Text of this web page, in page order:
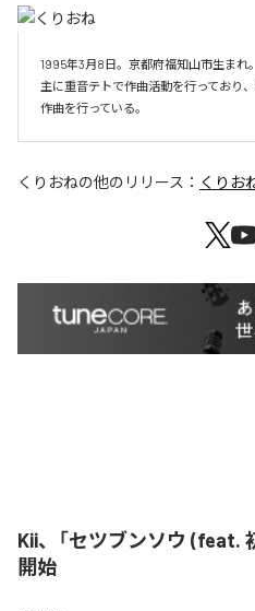
1995年3月8日。京都府福知山市生まれ。
主に重音テトで作曲活動を行っており
作曲を行っている。
くりおねの他のリリース： くりお
Kii、「セツブンソウ (feat.
開始